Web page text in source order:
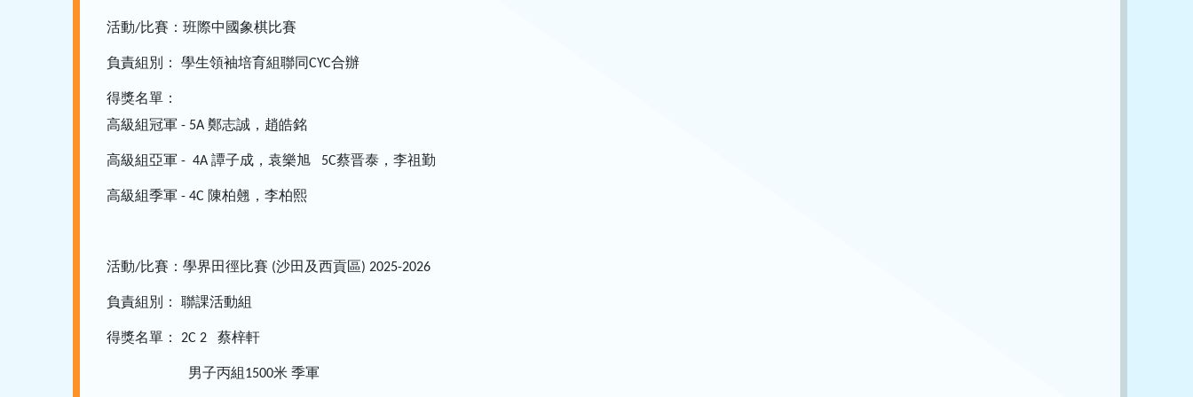
活動/比賽：班際中國象棋比賽
負責組別： 學生領袖培育組聯同CYC合辦
得獎名單：
高級組冠軍 - 5A鄭志誠，趙皓銘
高級組亞軍 - 4A譚子成，袁樂旭 5C蔡晋泰，李祖勤
高級組季軍 - 4C 陳柏翹，李柏熙
活動/比賽：學界田徑比賽 (沙田及西貢區) 2025-2026
負責組別： 聯課活動組
得獎名單： 2C 2蔡梓軒
男子丙組 1500米 季軍